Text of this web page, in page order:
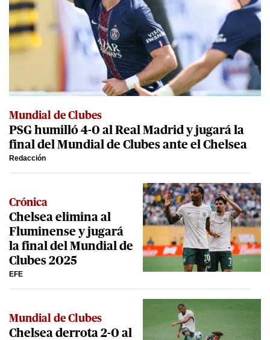
Mundial de Clubes
PSG humilló 4-0 al Real Madrid y jugará la
final del Mundial de Clubes ante el Chelsea
Redacción
Crónica
Chelsea elimina al
Fluminense y jugará
la final del Mundial de
Clubes 2025
EFE
Mundial de Clubes
Chelsea derrota 2-0 al